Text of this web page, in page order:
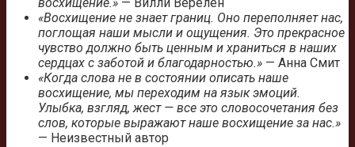
восхищение.» — Вилли Верелен
«Восхищение не знает границ. Оно переполняет нас,
поглощая наши мысли и ощущения. Это прекрасное
чувство должно быть ценным и храниться в наших
сердцах с заботой и благодарностью.» — Анна Смит
«Когда слова не в состоянии описать наше
восхищение, мы переходим на язык эмоций.
Улыбка, взгляд, жест — все это словосочетания без
слов, которые выражают наше восхищение за нас.»
— Неизвестный автор